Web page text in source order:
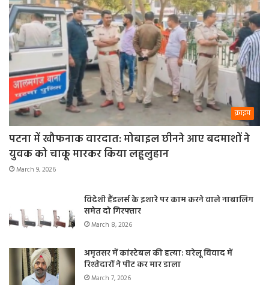
क्राइम
पटना में खौफनाक वारदात: मोबाइल छीनने आए बदमाशों ने
युवक को चाकू मारकर किया लहूलुहान
March 9, 2026
विदेशी हैंडलर्स के इशारे पर काम करने वाले नाबालिग
समेत दो गिरफ्तार
March 8, 2026
अमृतसर में कांस्टेबल की हत्या: घरेलू विवाद में
रिश्तेदारों ने पीट कर मार डाला
March 7, 2026